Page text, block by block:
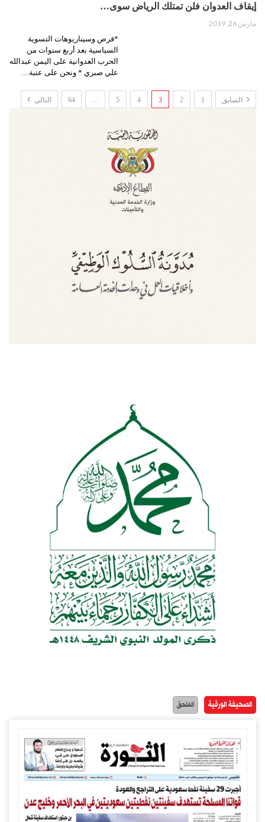
إيقاف العدوان فلن تمتلك الرياض سوى…
مارس 26, 2019
*فرص وسيناريوهات التسوية
السياسية بعد أربع سنوات من
الحرب العدوانية على اليمن عبدالله
علي صبري * ونحن على عتبة…
السابق 1
2
3
4
5
…
64 التالي
الصحيفة الورقية الملحق